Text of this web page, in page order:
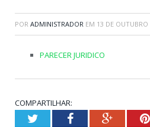
POR ADMINISTRADOR EM 13 DE OUTUBRO
PARECER JURIDICO
COMPARTILHAR:
TwitterFacebookGoogle+